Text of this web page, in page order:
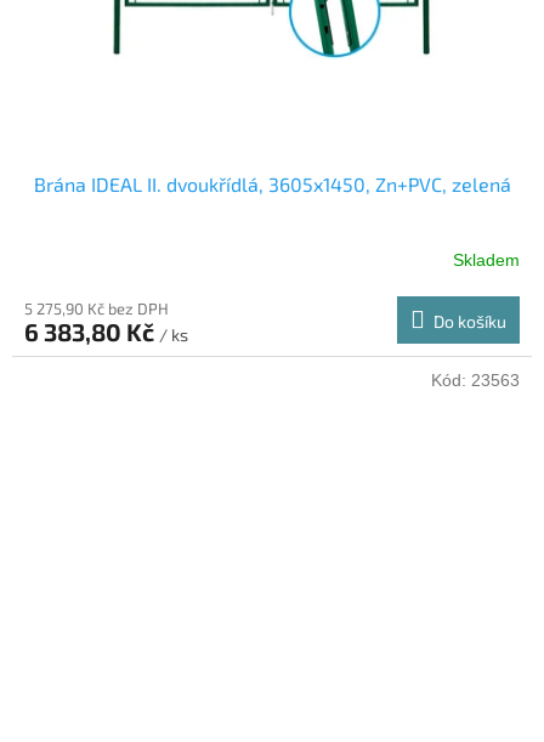
Brána IDEAL II. dvoukřídlá, 3605x1450, Zn+PVC, zelená
Skladem
5 275,90 Kč bez DPH
6 383,80 Kč / ks
Do košíku
Kód: 23563